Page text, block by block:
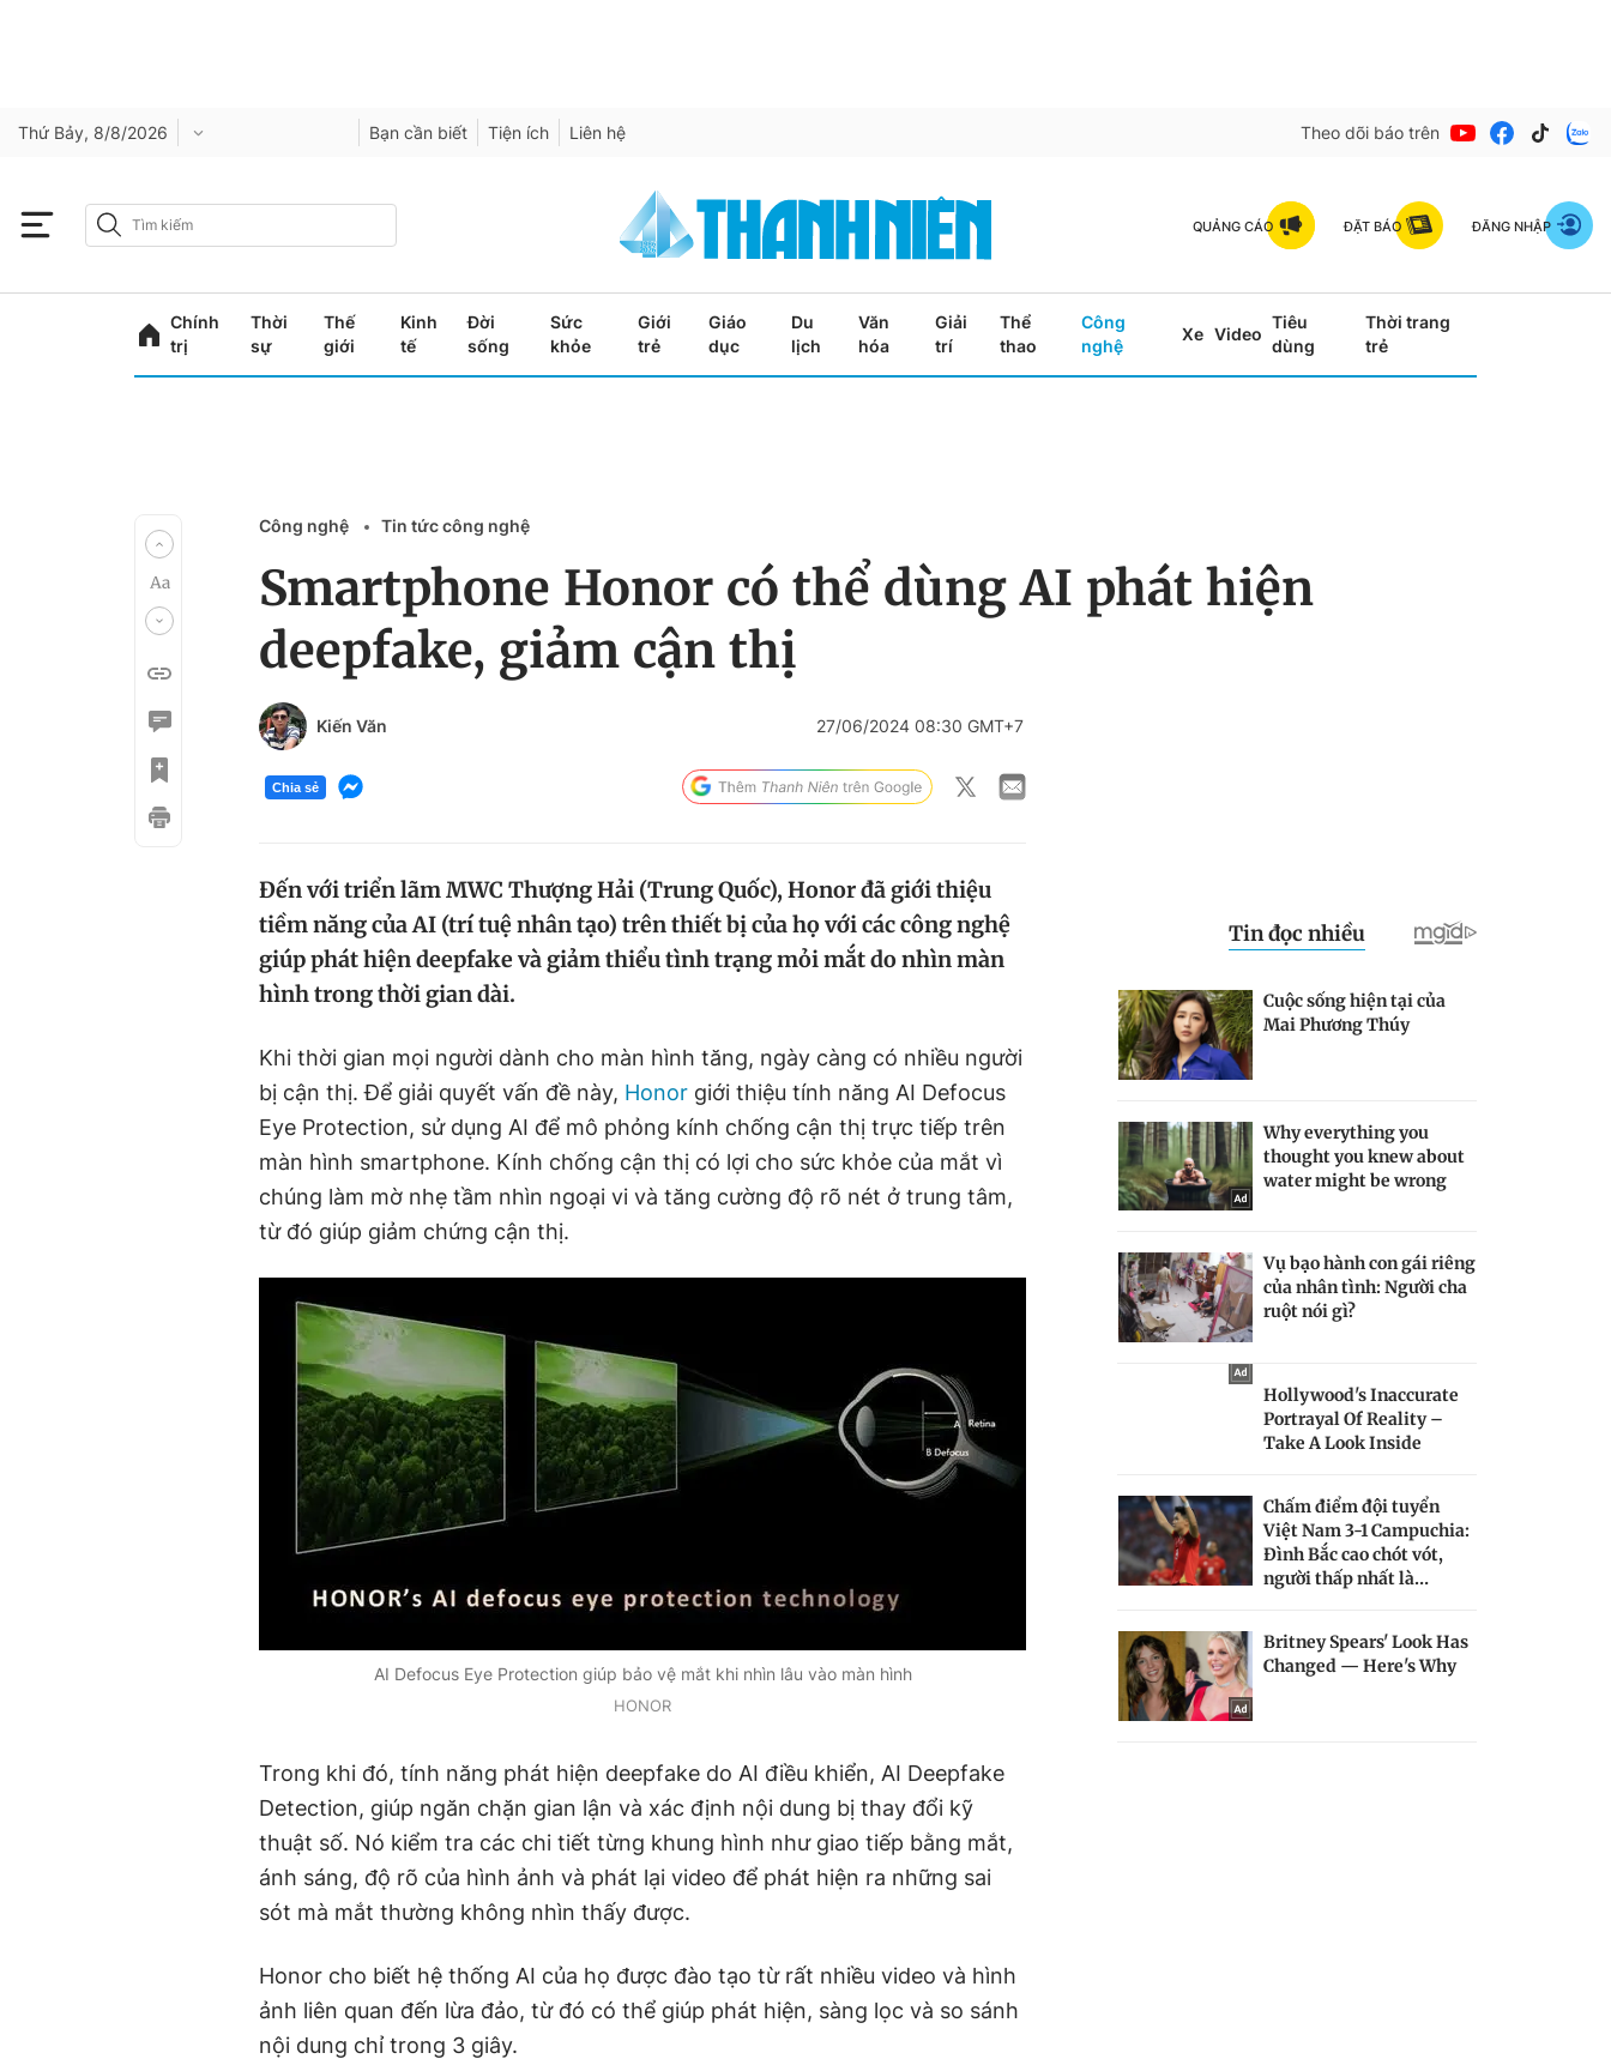
Thứ Bảy, 8/8/2026 Bạn cần biết Tiện ích Liên hệ Theo dõi báo trên
QUẢNG CÁO ĐẶT BÁO ĐĂNG NHẬP
Chính
trị
Thời
sự
Thế
giới
Kinh
tế
Đời
sống
Sức
khỏe
Giới
trẻ
Giáo
dục
Du
lịch
Văn
hóa
Giải
trí
Thể
thao
Công
nghệ
Xe Video
Tiêu
dùng
Thời trang
trẻ
Công nghệ Tin tức công nghệ
Smartphone Honor có thể dùng AI phát hiện
deepfake, giảm cận thị
Kiến Văn 27/06/2024 08:30 GMT+7
Chia sẻ
Đến với triển lãm MWC Thượng Hải (Trung Quốc), Honor đã giới thiệu
tiềm năng của AI (trí tuệ nhân tạo) trên thiết bị của họ với các công nghệ
giúp phát hiện deepfake và giảm thiểu tình trạng mỏi mắt do nhìn màn
hình trong thời gian dài.
Khi thời gian mọi người dành cho màn hình tăng, ngày càng có nhiều người
bị cận thị. Để giải quyết vấn đề này, Honor giới thiệu tính năng AI Defocus
Eye Protection, sử dụng AI để mô phỏng kính chống cận thị trực tiếp trên
màn hình smartphone. Kính chống cận thị có lợi cho sức khỏe của mắt vì
chúng làm mờ nhẹ tầm nhìn ngoại vi và tăng cường độ rõ nét ở trung tâm,
từ đó giúp giảm chứng cận thị.
AI Defocus Eye Protection giúp bảo vệ mắt khi nhìn lâu vào màn hình
HONOR
Trong khi đó, tính năng phát hiện deepfake do AI điều khiển, AI Deepfake
Detection, giúp ngăn chặn gian lận và xác định nội dung bị thay đổi kỹ
thuật số. Nó kiểm tra các chi tiết từng khung hình như giao tiếp bằng mắt,
ánh sáng, độ rõ của hình ảnh và phát lại video để phát hiện ra những sai
sót mà mắt thường không nhìn thấy được.
Honor cho biết hệ thống AI của họ được đào tạo từ rất nhiều video và hình
ảnh liên quan đến lừa đảo, từ đó có thể giúp phát hiện, sàng lọc và so sánh
nội dung chỉ trong 3 giây.